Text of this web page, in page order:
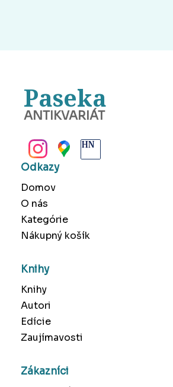
Paseka
ANTIKVARIÁT
Odkazy
Domov
O nás
Kategórie
Nákupný košík
Knihy
Knihy
Autori
Edície
Zaujímavosti
Zákazníci